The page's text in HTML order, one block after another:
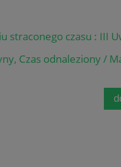
straconego czasu : III
Czas odnaleziony /